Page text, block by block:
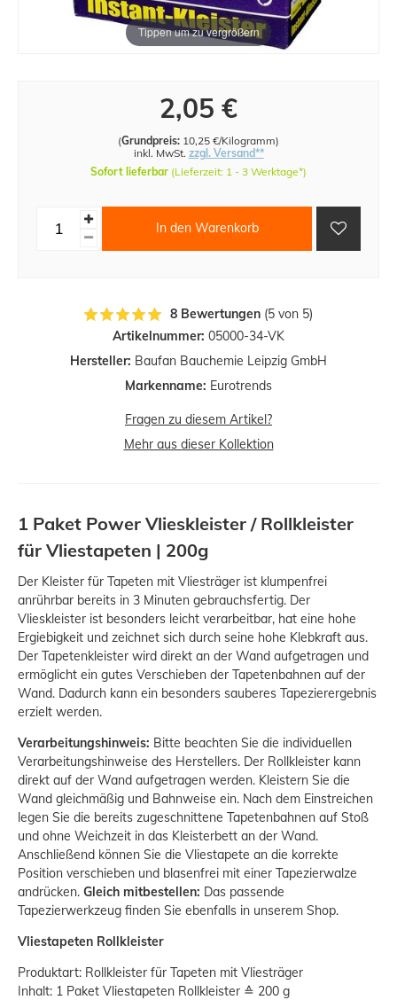
Tippen um zu vergrößern
Artikelnummer: 05000-34-VK
Hersteller: Baufan Bauchemie Leipzig GmbH
Markenname: Eurotrends
2,05 €
(Grundpreis: 10,25 €/Kilogramm)
inkl. MwSt. zzgl. Versand**
Sofort lieferbar (Lieferzeit: 1 - 3 Werktage*)
In den Warenkorb
Fragen zu diesem Artikel?
Mehr aus dieser Kollektion
8 Bewertungen (5 von 5)
1 Paket Power Vlieskleister / Rollkleister
für Vliestapeten | 200g
Der Kleister für Tapeten mit Vliesträger ist klumpenfrei
anrührbar bereits in 3 Minuten gebrauchsfertig. Der
Vlieskleister ist besonders leicht verarbeitbar, hat eine hohe
Ergiebigkeit und zeichnet sich durch seine hohe Klebkraft aus.
Der Tapetenkleister wird direkt an der Wand aufgetragen und
ermöglicht ein gutes Verschieben der Tapetenbahnen auf der
Wand. Dadurch kann ein besonders sauberes Tapezierergebnis
erzielt werden.
Verarbeitungshinweis: Bitte beachten Sie die individuellen
Verarbeitungshinweise des Herstellers. Der Rollkleister kann
direkt auf der Wand aufgetragen werden. Kleistern Sie die
Wand gleichmäßig und Bahnweise ein. Nach dem Einstreichen
legen Sie die bereits zugeschnittene Tapetenbahnen auf Stoß
und ohne Weichzeit in das Kleisterbett an der Wand.
Anschließend können Sie die Vliestapete an die korrekte
Position verschieben und blasenfrei mit einer Tapezierwalze
andrücken. Gleich mitbestellen: Das passende
Tapezierwerkzeug finden Sie ebenfalls in unserem Shop.
Vliestapeten Rollkleister
Produktart: Rollkleister für Tapeten mit Vliesträger
Inhalt: 1 Paket Vliestapeten Rollkleister ≙ 200 g